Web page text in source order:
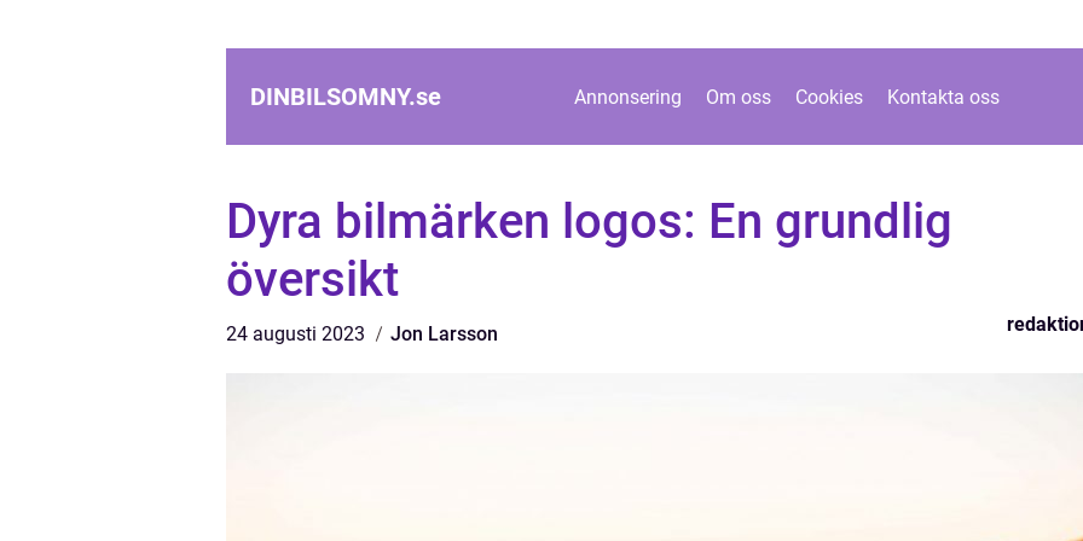
DINBILSOMNY.se Annonsering Om oss Cookies Kontakta oss
Dyra bilmärken logos: En grundlig
översikt
24 augusti 2023 Jon Larsson